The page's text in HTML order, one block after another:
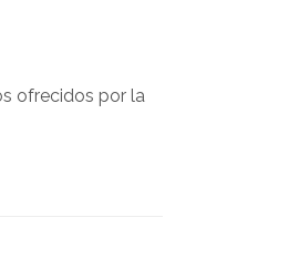
ofrecidos por la